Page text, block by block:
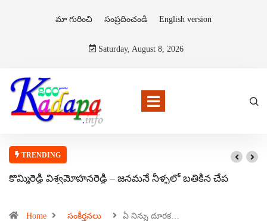
మా గురించి సంప్రదించండి English version
Saturday, August 8, 2026
TRENDING
కొమ్మిరెడ్డి విశ్వమోహనరెడ్డి – జనమనే నీళ్ళలో బతికిన చేప
Home సంకీర్తనలు ఏ నిన్ను దూరక…